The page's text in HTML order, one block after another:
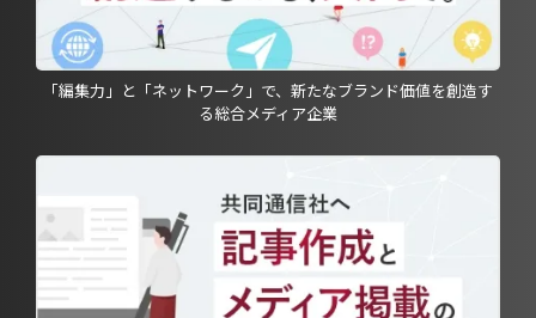
「編集力」と「ネットワーク」で、新たなブランド価値を創造す
る総合メディア企業